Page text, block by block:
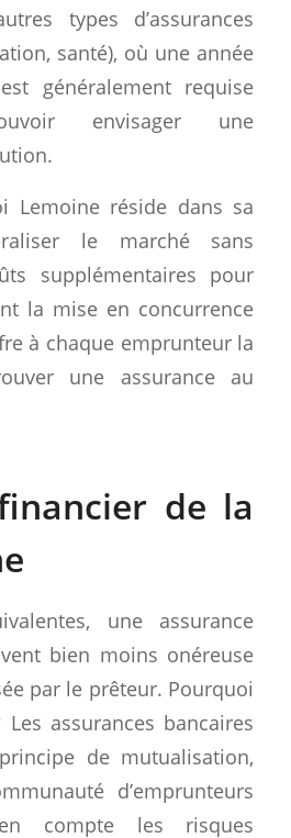
types d’assurances
santé), où une année
généralement requise
envisager une
Lemoine réside dans sa
le marché sans
supplémentaires pour
la mise en concurrence
à chaque emprunteur la
une assurance au
de la
une assurance
bien moins onéreuse
par le prêteur. Pourquoi
assurances bancaires
de mutualisation,
d’emprunteurs
compte les risques